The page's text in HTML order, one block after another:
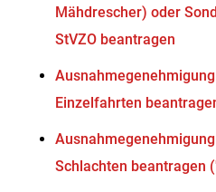
Mähdrescher) oder
StVZO beantragen
Einzelfahrten
Schlachten beantragen